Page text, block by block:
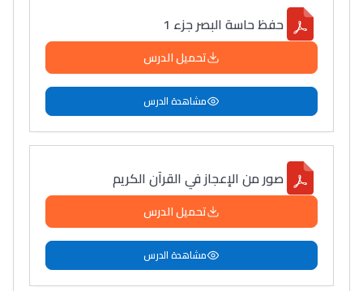
حفظ حاسة البصر جزء 1
تحميل الدرس
مشاهدة الدرس
صور من الإعجاز في القرآن الكريم
تحميل الدرس
مشاهدة الدرس